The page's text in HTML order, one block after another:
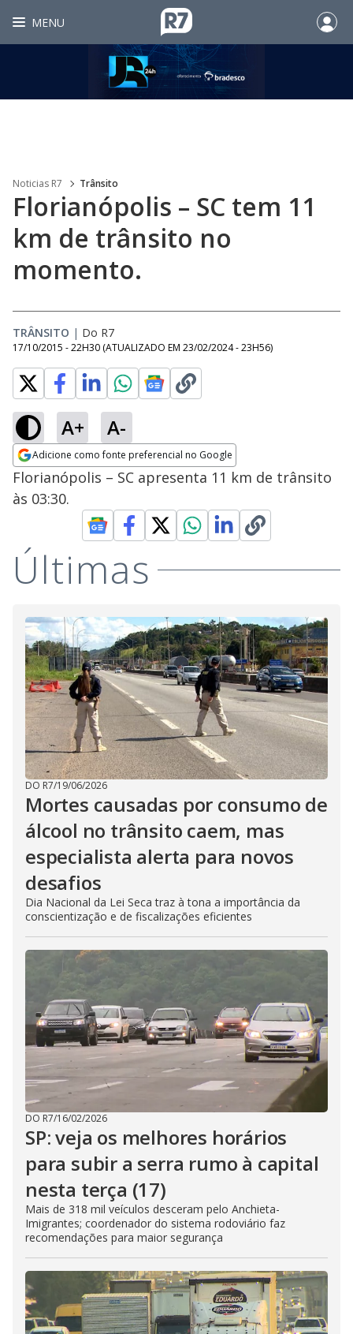
MENU
Noticias R7 Trânsito
Florianópolis – SC tem 11
km de trânsito no
momento.
TRÂNSITO | Do R7
17/10/2015 - 22H30 (ATUALIZADO EM 23/02/2024 - 23H56)
A+ A-
Adicione como fonte preferencial no Google
Opens in new window
Florianópolis – SC apresenta 11 km de trânsito
às 03:30.
Últimas
DO R7/19/06/2026
Mortes causadas por consumo de
álcool no trânsito caem, mas
especialista alerta para novos
desafios
Dia Nacional da Lei Seca traz à tona a importância da
conscientização e de fiscalizações eficientes
DO R7/16/02/2026
SP: veja os melhores horários
para subir a serra rumo à capital
nesta terça (17)
Mais de 318 mil veículos desceram pelo Anchieta-
Imigrantes; coordenador do sistema rodoviário faz
recomendações para maior segurança